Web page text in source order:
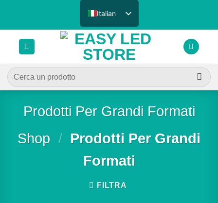
contenuti
Italian
Cerca:
Prodotti Per Grandi Formati
Shop / Prodotti Per Grandi
Formati
FILTRA